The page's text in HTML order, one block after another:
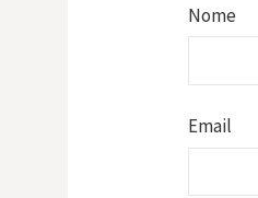
Nome
Email